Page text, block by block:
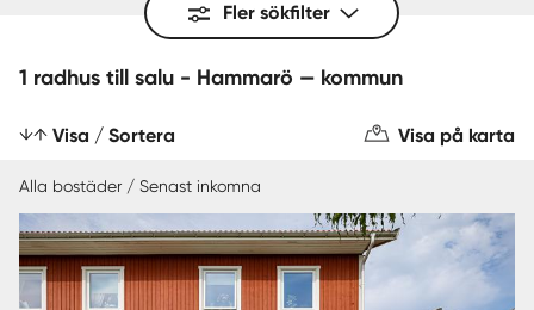
Fler sökfilter
1 radhus till salu - Hammarö — kommun
Visa / Sortera Visa på karta
Alla bostäder / Senast inkomna